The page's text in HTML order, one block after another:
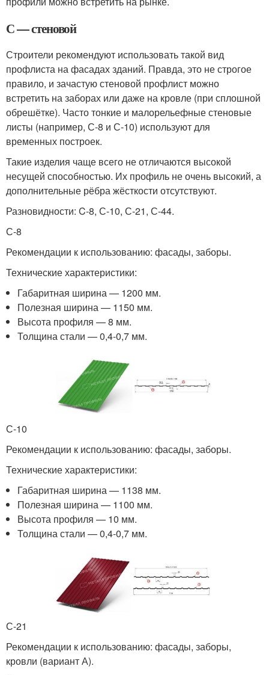
С — стеновой
Строители рекомендуют использовать такой вид
профлиста на фасадах зданий. Правда, это не строгое
правило, и зачастую стеновой профлист можно
встретить на заборах или даже на кровле (при сплошной
обрешётке). Часто тонкие и малорельефные стеновые
листы (например, С-8 и С-10) используют для
временных построек.
Такие изделия чаще всего не отличаются высокой
несущей способностью. Их профиль не очень высокий, а
дополнительные рёбра жёсткости отсутствуют.
Разновидности: C-8, С-10, С-21, С-44.
С-8
Рекомендации к использованию: фасады, заборы.
Технические характеристики:
Габаритная ширина — 1200 мм.
Полезная ширина — 1150 мм.
Высота профиля — 8 мм.
Толщина стали — 0,4-0,7 мм.
С-10
Рекомендации к использованию: фасады, заборы.
Технические характеристики:
Габаритная ширина — 1138 мм.
Полезная ширина — 1100 мм.
Высота профиля — 10 мм.
Толщина стали — 0,4-0,7 мм.
С-21
Рекомендации к использованию: фасады, заборы,
кровли (вариант А).